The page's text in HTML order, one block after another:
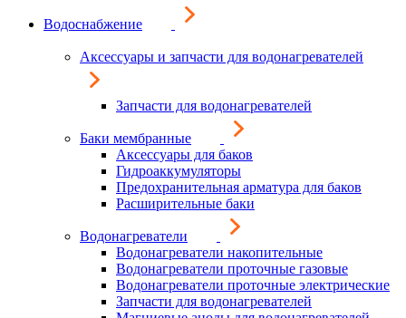
Водоснабжение
Аксессуары и запчасти для водонагревателей
Запчасти для водонагревателей
Баки мембранные
Аксессуары для баков
Гидроаккумуляторы
Предохранительная арматура для баков
Расширительные баки
Водонагреватели
Водонагреватели накопительные
Водонагреватели проточные газовые
Водонагреватели проточные электрические
Запчасти для водонагревателей